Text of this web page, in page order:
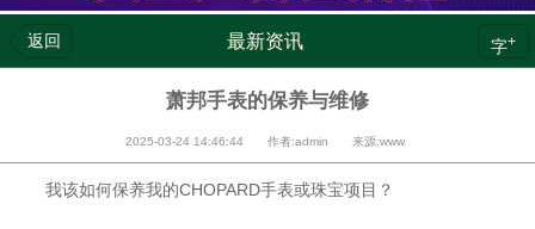
返回 最新资讯 字+
萧邦手表的保养与维修
2025-03-24 14:46:44 作者:admin 来源:www
我该如何保养我的CHOPARD手表或珠宝项目？